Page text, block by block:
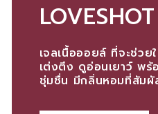
LOVESHOT
เจลเนื้อออยล์ ที่จะช่วย
เต่งตึง ดูอ่อนเยาว์ พร้
ชุ่มชื่น มีกลิ่นหอมที่สัมผั